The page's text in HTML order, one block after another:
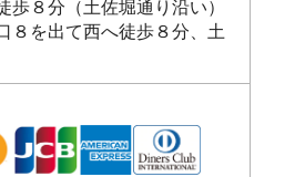
歩８分（土佐堀通り沿い）
８を出て西へ徒歩８分、土